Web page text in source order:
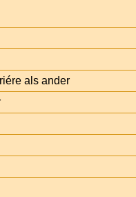
als ander